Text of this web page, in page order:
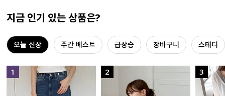
원피스
니트
지금 인기 있는 상품은?
오늘 신상 주간 베스트 급상승 장바구니 스테디